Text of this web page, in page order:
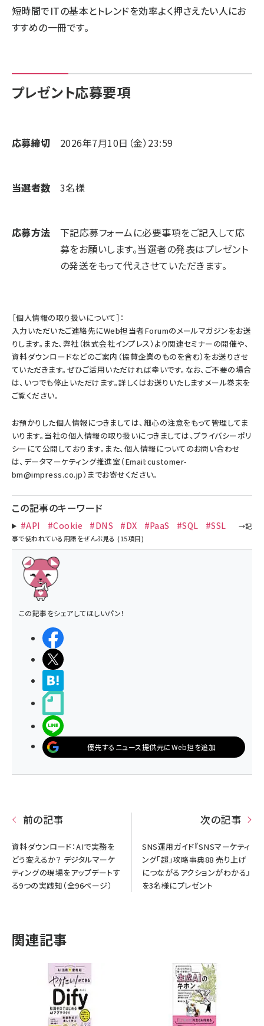
短時間でITの基本とトレンドを効率よく押さえたい人にお
すすめの一冊です。
プレゼント応募要項
応募締切 2026年7月10日（金）23:59
当選者数 3名様
応募方法
下記応募フォームに必要事項をご記入して応
募をお願いします。当選者の発表はプレゼント
の発送をもって代えさせていただきます。
［個人情報の取り扱いについて］：
入力いただいたご連絡先にWeb担当者Forumのメールマガジンをお送
りします。また、弊社（株式会社インプレス）より関連セミナーの開催や、
資料ダウンロードなどのご案内（協賛企業のものを含む）をお送りさせ
ていただきます。ぜひご活用いただければ幸いです。なお、ご不要の場合
は、いつでも停止いただけます。詳しくはお送りいたしますメール巻末を
ご覧ください。
お預かりした個人情報につきましては、細心の注意をもって管理してま
いります。当社の個人情報の取り扱いにつきましては、プライバシーポリ
シー にて公開しております。また、個人情報についてのお問い合わせ
は、データマーケティング推進室（Email:customer-
bm@impress.co.jp）までお寄せください。
この記事のキーワード
#API #Cookie #DNS #DX #PaaS #SQL #SSL
この記事をシェアしてほしいパン！
優先するニュース提供元にWeb担を追加
前の記事
資料ダウンロード：AIで実務を
どう変えるか？ デジタルマーケ
ティングの現場をアップデートす
る9つの実践知（全96ページ）
次の記事
SNS運用ガイド『SNSマーケティ
ング「超」攻略事典88 売り上げ
につながるアクションがわかる』
を3名様にプレゼント
関連記事